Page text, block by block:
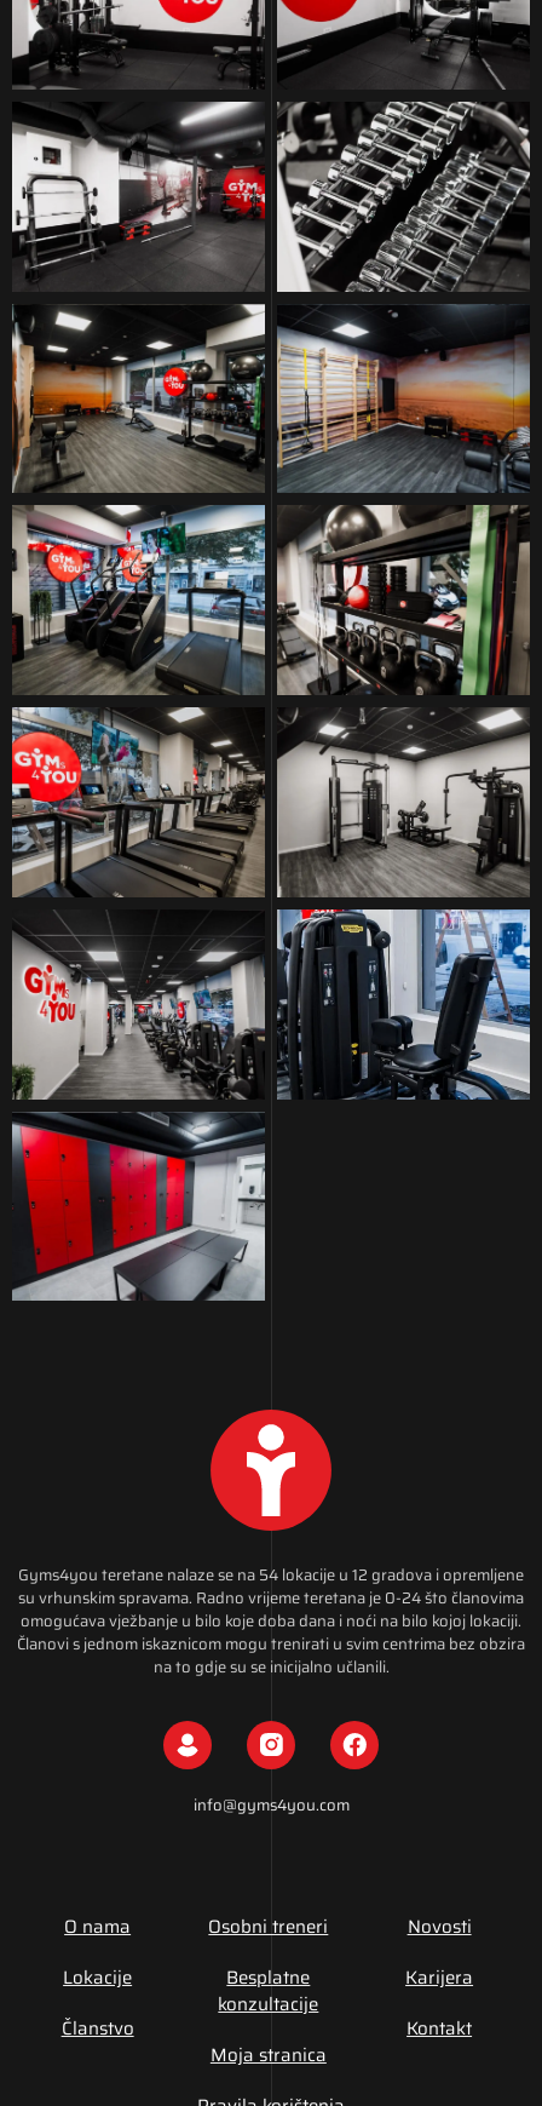
Gyms4you teretane nalaze se na 54 lokacije u 12 gradova i opremljene
su vrhunskim spravama. Radno vrijeme teretana je 0-24 što članovima
omogućava vježbanje u bilo koje doba dana i noći na bilo kojoj lokaciji.
Članovi s jednom iskaznicom mogu trenirati u svim centrima bez obzira
na to gdje su se inicijalno učlanili.
info@gyms4you.com
O nama
Lokacije
Članstvo
Osobni treneri
Besplatne
konzultacije
Moja stranica
Novosti
Karijera
Kontakt